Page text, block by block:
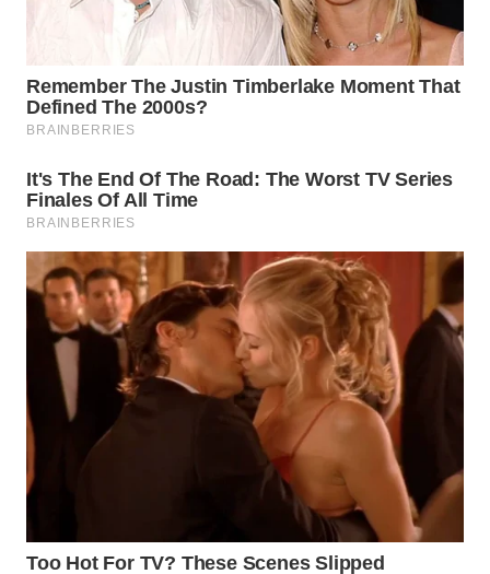
Group
WAHANA
NEWS
TANI
ADVOKAT
WAHANA
INFRASTRUKTUR
WAHANA
KONSUMEN
WAHANA